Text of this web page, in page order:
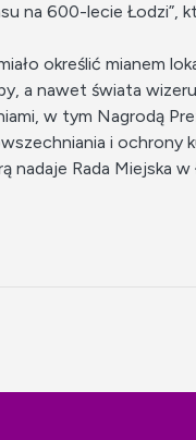
na 600-lecie Łodzi”,
określić mianem
a nawet świata
w tym Nagrodą
i ochrony
nadaje Rada Miejska